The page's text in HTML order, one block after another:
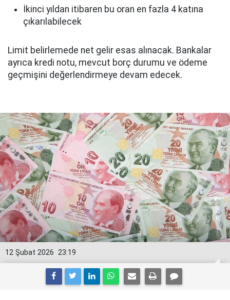
İkinci yıldan itibaren bu oran en fazla 4 katına
çıkarılabilecek
Limit belirlemede net gelir esas alınacak. Bankalar
ayrıca kredi notu, mevcut borç durumu ve ödeme
geçmişini değerlendirmeye devam edecek.
23:19
12 Şubat 2026